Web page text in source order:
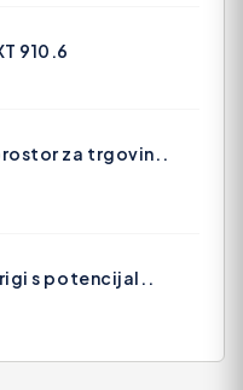
910.6
za trgovin..
s potencijal..